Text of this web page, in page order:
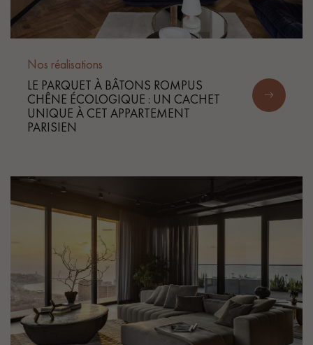
Obtenez un devis gratuit !
Nos réalisations
LE PARQUET À BÂTONS ROMPUS
CHÊNE ÉCOLOGIQUE : UN CACHET
UNIQUE À CET APPARTEMENT
PARISIEN